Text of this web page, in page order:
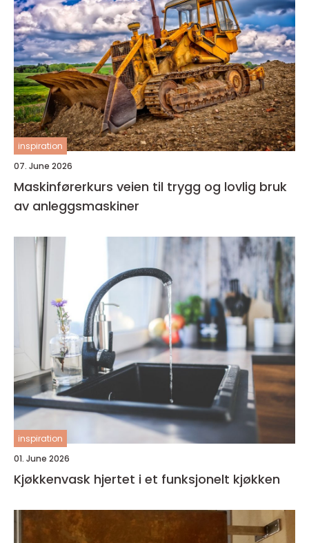
inspiration
07. June 2026
Maskinførerkurs veien til trygg og lovlig bruk
av anleggsmaskiner
inspiration
01. June 2026
Kjøkkenvask hjertet i et funksjonelt kjøkken